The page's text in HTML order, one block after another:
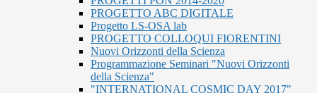
PROGETTO ABC DIGITALE
Progetto LS-OSA lab
PROGETTO COLLOQUI FIORENTINI
Nuovi Orizzonti della Scienza
Programmazione Seminari "Nuovi Orizzonti
della Scienza"
"INTERNATIONAL COSMIC DAY 2017"